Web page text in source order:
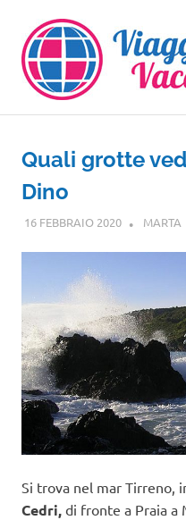
contenuto
Quali grotte
Dino
16 FEBBRAIO 2020 MARTA
Si trova nel mar Tirreno,
Cedri, di fronte a Praia a